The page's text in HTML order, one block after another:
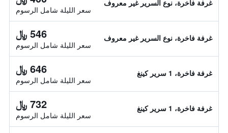
غرفة فاخرة، نوع السرير غير معروف
سعر الليلة شامل الرسوم
غرفة فاخرة، نوع السرير غير معروف 546 ﷼
سعر الليلة شامل الرسوم
غرفة فاخرة، 1 سرير كينغ 646 ﷼
سعر الليلة شامل الرسوم
غرفة فاخرة، 1 سرير كينغ 732 ﷼
سعر الليلة شامل الرسوم